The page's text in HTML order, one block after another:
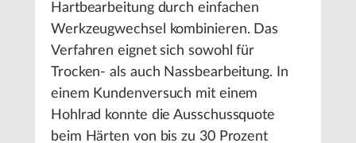
Hartbearbeitung durch einfachen
Werkzeugwechsel kombinieren. Das
Verfahren eignet sich sowohl für
Trocken- als auch Nassbearbeitung. In
einem Kundenversuch mit einem
Hohlrad konnte die Ausschussquote
beim Härten von bis zu 30 Prozent